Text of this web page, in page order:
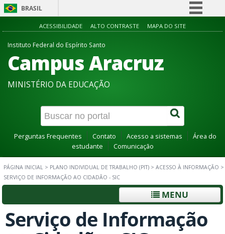
BRASIL
Simplifique!
Acesso à informação
Canais
ACESSIBILIDADE ALTO CONTRASTE MAPA DO SITE
Instituto Federal do Espírito Santo
Campus Aracruz
MINISTÉRIO DA EDUCAÇÃO
Perguntas Frequentes Contato Acesso a sistemas
Área do
estudante
Comunicação
PÁGINA INICIAL > PLANO INDIVIDUAL DE TRABALHO (PIT) > ACESSO À INFORMAÇÃO >
SERVIÇO DE INFORMAÇÃO AO CIDADÃO - SIC
MENU
Serviço de Informação